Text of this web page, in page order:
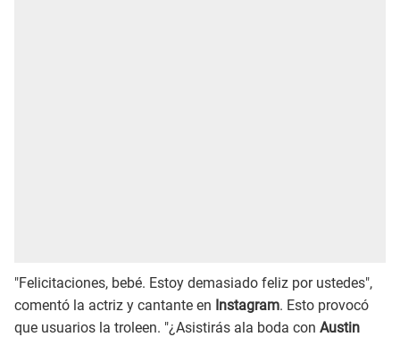
"Felicitaciones, bebé. Estoy demasiado feliz por ustedes",
comentó la actriz y cantante en Instagram. Esto provocó
que usuarios la troleen. "¿Asistirás ala boda con Austin